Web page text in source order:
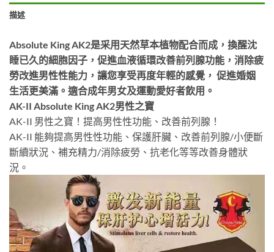
描述
Absolute King AK2是采用天然草本植物配合而成，換醒沈
睡已久的細胞因子，促進血液循環改善前列腺功能，消除疲
勞改進男性性能力，讓您享受再度年輕的感覺， 促進婚姻
生活更美滿。適合成年男女及運動愛好者飲用。
AK-II Absolute King AK2男性之寶
AK-II 男性之寶！提高男性性功能、改善前列腺！
AK-II 能夠提高男性性功能、保護肝臟、改善前列腺/小便斷
斷續狀況、補充精力/消除疲勞、抗老化等等改善身體狀
況。